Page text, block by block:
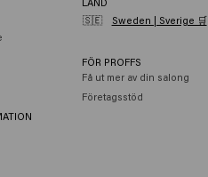
🇸🇪
Sweden | Sverige 🛒
FÖR PROFFS
Få ut mer av din salong
Företagsstöd